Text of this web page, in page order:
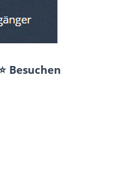
Besuchen